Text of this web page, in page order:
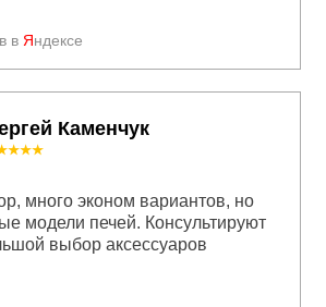
в Яндексе
Каменчук
много эконом вариантов, но
модели печей. Консультируют
выбор аксессуаров